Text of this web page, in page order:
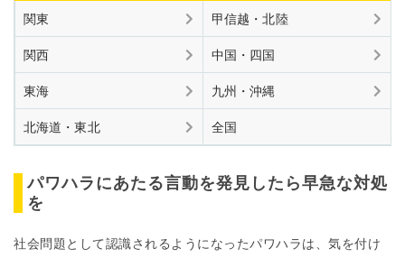
関東 甲信越・北陸
関西 中国・四国
東海 九州・沖縄
北海道・東北 全国
パワハラにあたる言動を発見したら早急な対処
を
社会問題として認識されるようになったパワハラは、気を付け